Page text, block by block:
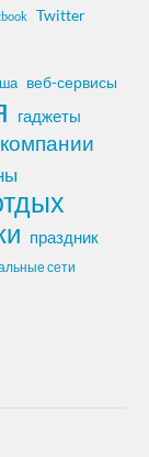
Twitter
веб-сервисы
гаджеты
компании
праздник
сети